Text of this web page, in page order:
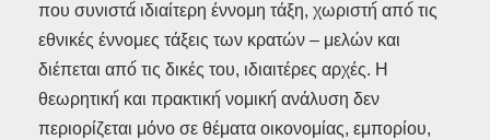
που συνιστά́ ιδιαίτερη έννομη τάξη, χωριστή́ από́ τις
εθνικές έννομες τάξεις των κρατών – μελών και
διέπεται από́ τις δικές του, ιδιαιτέρες αρχές. Η
θεωρητική́ και πρακτική́ νομική́ ανάλυση δεν
περιορίζεται μόνο σε θέματα οικονομίας, εμπορίου,